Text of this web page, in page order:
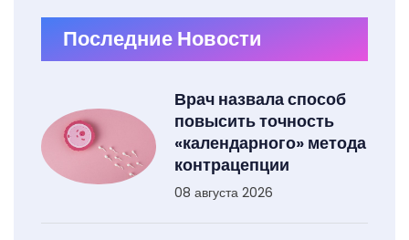
Последние Новости
Врач назвала способ
повысить точность
«календарного» метода
контрацепции
08 августа 2026